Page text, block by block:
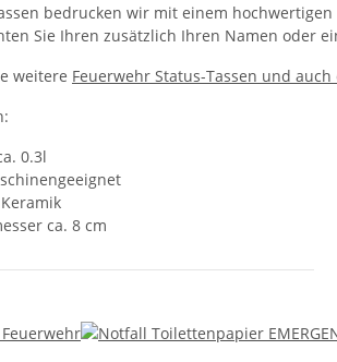
bedrucken wir mit einem
Sie Ihren zusätzlich Ihren Namen oder
weitere Feuerwehr Status-Tassen und
0.3l
ca. 8 cm